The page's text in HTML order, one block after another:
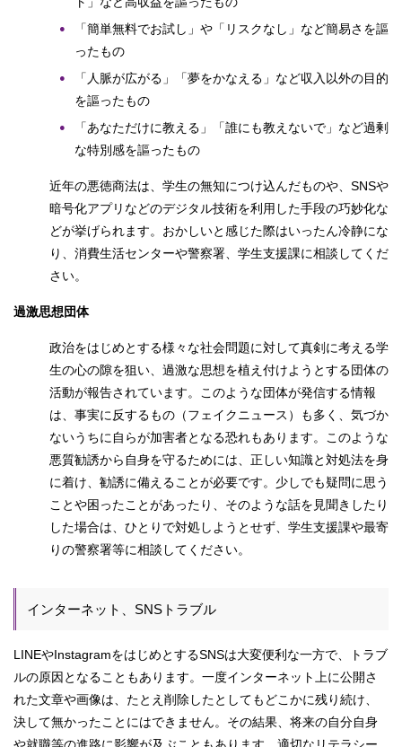
「簡単無料でお試し」や「リスクなし」など簡易さを謳
ったもの
「人脈が広がる」「夢をかなえる」など収入以外の目的
を謳ったもの
「あなただけに教える」「誰にも教えないで」など過剰
な特別感を謳ったもの
近年の悪徳商法は、学生の無知につけ込んだものや、SNSや
暗号化アプリなどのデジタル技術を利用した手段の巧妙化な
どが挙げられます。おかしいと感じた際はいったん冷静にな
り、消費生活センターや警察署、学生支援課に相談してくだ
さい。
過激思想団体
政治をはじめとする様々な社会問題に対して真剣に考える学
生の心の隙を狙い、過激な思想を植え付けようとする団体の
活動が報告されています。このような団体が発信する情報
は、事実に反するもの（フェイクニュース）も多く、気づか
ないうちに自らが加害者となる恐れもあります。このような
悪質勧誘から自身を守るためには、正しい知識と対処法を身
に着け、勧誘に備えることが必要です。少しでも疑問に思う
ことや困ったことがあったり、そのような話を見聞きしたり
した場合は、ひとりで対処しようとせず、学生支援課や最寄
りの警察署等に相談してください。
インターネット、SNSトラブル
LINEやInstagramをはじめとするSNSは大変便利な一方で、トラブ
ルの原因となることもあります。一度インターネット上に公開さ
れた文章や画像は、たとえ削除したとしてもどこかに残り続け、
決して無かったことにはできません。その結果、将来の自分自身